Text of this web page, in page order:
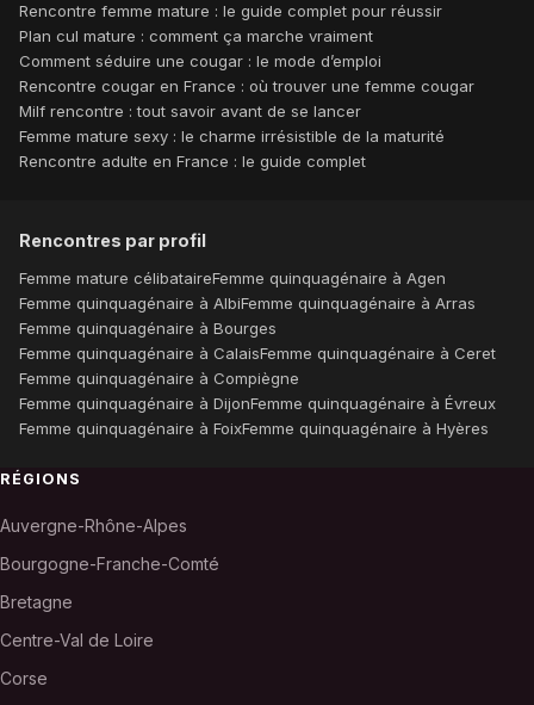
Rencontre femme mature : le guide complet pour réussir
Plan cul mature : comment ça marche vraiment
Comment séduire une cougar : le mode d’emploi
Rencontre cougar en France : où trouver une femme cougar
Milf rencontre : tout savoir avant de se lancer
Femme mature sexy : le charme irrésistible de la maturité
Rencontre adulte en France : le guide complet
Rencontres par profil
Femme mature célibataireFemme quinquagénaire à Agen
Femme quinquagénaire à AlbiFemme quinquagénaire à Arras
Femme quinquagénaire à Bourges
Femme quinquagénaire à CalaisFemme quinquagénaire à Ceret
Femme quinquagénaire à Compiègne
Femme quinquagénaire à DijonFemme quinquagénaire à Évreux
Femme quinquagénaire à FoixFemme quinquagénaire à Hyères
RÉGIONS
Auvergne-Rhône-Alpes
Bourgogne-Franche-Comté
Bretagne
Centre-Val de Loire
Corse